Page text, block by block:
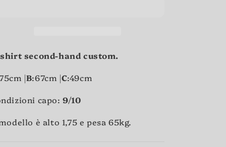
i
a
second-hand custom.
|B:67cm |C:49cm
capo: 9/10
è alto 1,75 e pesa 65kg.